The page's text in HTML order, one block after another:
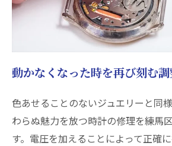
動かなくなった時を再び刻む
色あせることのないジュエリーと同
わらぬ魅力を放つ時計の修理を練馬
す。電圧を加えることによって正確